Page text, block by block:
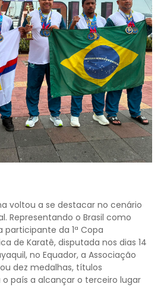
voltou a se destacar no cenário
Representando o Brasil como
participante da 1ª Copa
de Karatê, disputada nos dias 14
no Equador, a Associação
dez medalhas, títulos
país a alcançar o terceiro lugar